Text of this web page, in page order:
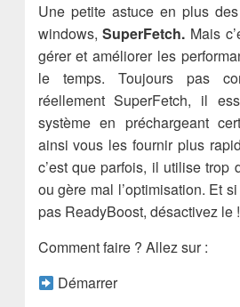
Une petite astuce en plus
windows,SuperFetch. Mais
gérer et améliorer les
le temps. Toujours pas
réellement SuperFetch, il
système en préchargeant
ainsi vous les fournir plus
c’est que parfois, il utilise trop
ou gère mal l’optimisation. Et
pas ReadyBoost, désactivez le !
Comment faire ? Allez sur :
Démarrer